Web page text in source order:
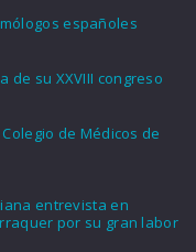
españoles
de su XXVIII congreso
de Médicos de
entrevista en
por su gran labor